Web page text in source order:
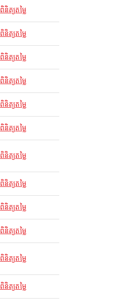
ពិនិត្យតម្លៃ
ពិនិត្យតម្លៃ
ពិនិត្យតម្លៃ
ពិនិត្យតម្លៃ
ពិនិត្យតម្លៃ
ពិនិត្យតម្លៃ
ពិនិត្យតម្លៃ
ពិនិត្យតម្លៃ
ពិនិត្យតម្លៃ
ពិនិត្យតម្លៃ
ពិនិត្យតម្លៃ
ពិនិត្យតម្លៃ